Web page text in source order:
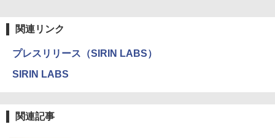
関連リンク
プレスリリース（SIRIN LABS）
SIRIN LABS
関連記事